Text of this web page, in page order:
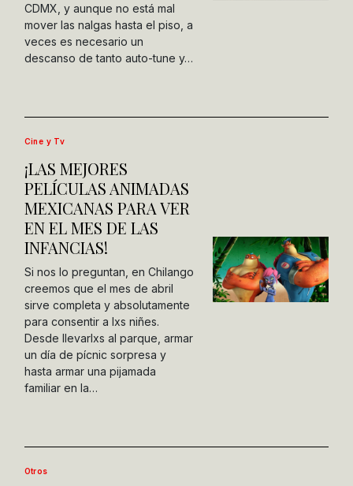
CDMX, y aunque no está mal
mover las nalgas hasta el piso, a
veces es necesario un
descanso de tanto auto-tune y…
Cine y Tv
¡LAS MEJORES
PELÍCULAS ANIMADAS
MEXICANAS PARA VER
EN EL MES DE LAS
INFANCIAS!
Si nos lo preguntan, en Chilango
creemos que el mes de abril
sirve completa y absolutamente
para consentir a lxs niñes.
Desde llevarlxs al parque, armar
un día de pícnic sorpresa y
hasta armar una pijamada
familiar en la…
Otros